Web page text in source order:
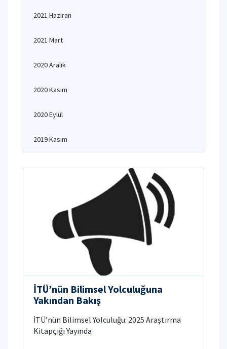
2021 Haziran
2021 Mart
2020 Aralık
2020 Kasım
2020 Eylül
2019 Kasım
İTÜ’nün Bilimsel Yolculuğuna
Yakından Bakış
İTÜ’nün Bilimsel Yolculuğu: 2025 Araştırma
Kitapçığı Yayında